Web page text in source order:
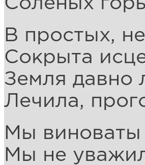
В простых,
Сокрыта
Земля давно
Лечила,
Мы виноваты
Мы не